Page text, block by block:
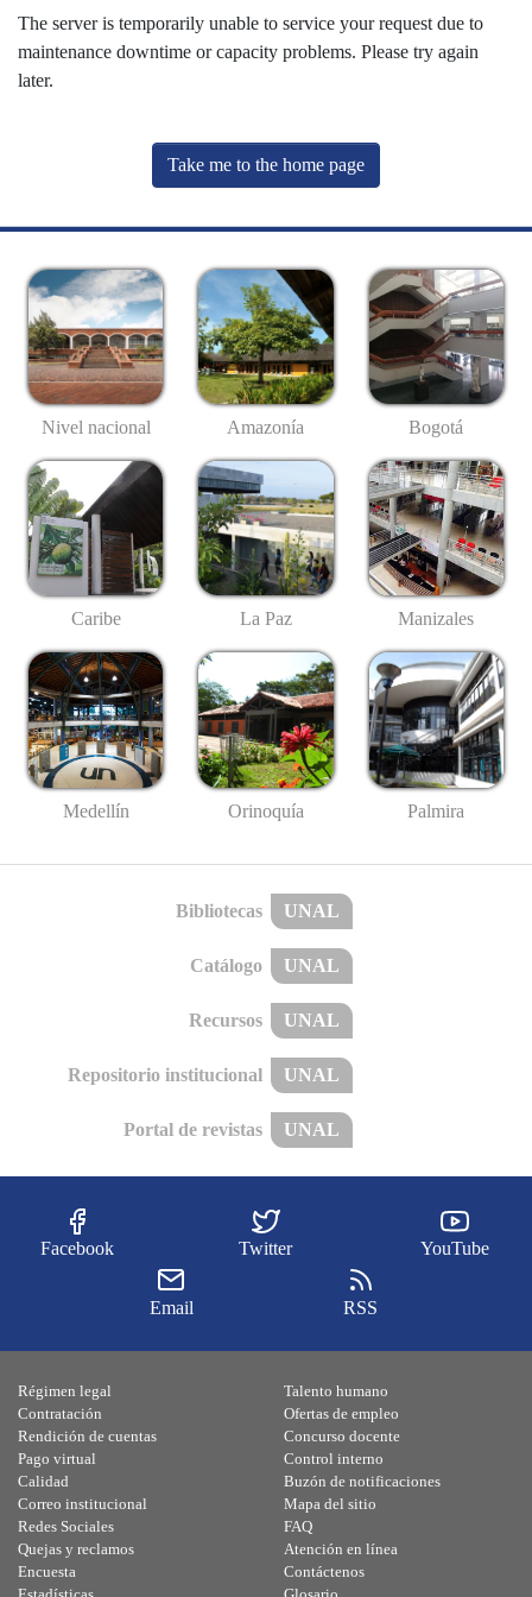
The server is temporarily unable to service your request due to
maintenance downtime or capacity problems. Please try again
later.
Take me to the home page
Nivel nacional Amazonía Bogotá
Caribe La Paz Manizales
Medellín Orinoquía Palmira
Bibliotecas UNAL
Catálogo UNAL
Recursos UNAL
Repositorio institucional UNAL
Portal de revistas UNAL
Facebook Twitter YouTube
Email RSS
Régimen legal
Contratación
Rendición de cuentas
Pago virtual
Calidad
Talento humano
Ofertas de empleo
Concurso docente
Control interno
Buzón de notificaciones
Correo institucional
Redes Sociales
Quejas y reclamos
Encuesta
Mapa del sitio
FAQ
Atención en línea
Contáctenos